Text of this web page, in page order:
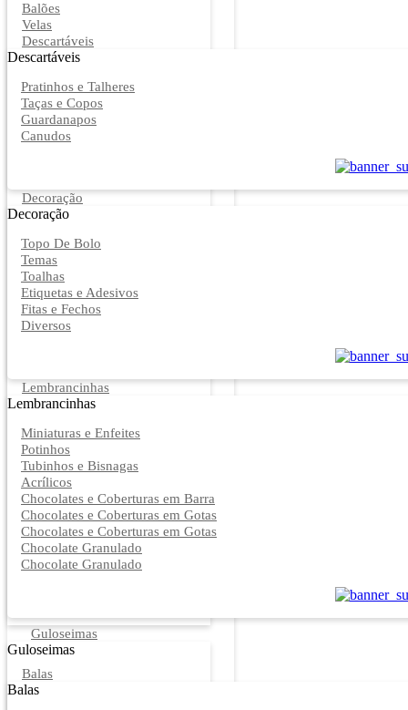
Balões
Velas
Descartáveis
Descartáveis
Pratinhos e Talheres
Taças e Copos
Guardanapos
Canudos
Decoração
Decoração
Topo De Bolo
Temas
Toalhas
Etiquetas e Adesivos
Fitas e Fechos
Diversos
Lembrancinhas
Lembrancinhas
Miniaturas e Enfeites
Potinhos
Tubinhos e Bisnagas
Acrílicos
Chocolates e Coberturas em Barra
Chocolates e Coberturas em Gotas
Chocolates e Coberturas em Gotas
Chocolate Granulado
Chocolate Granulado
Guloseimas
Guloseimas
Balas
Balas